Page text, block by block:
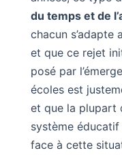
du temps et de
chacun s’adapte
et que ce rejet
posé par
écoles est
et que la plupart
système éducatif
face à cette